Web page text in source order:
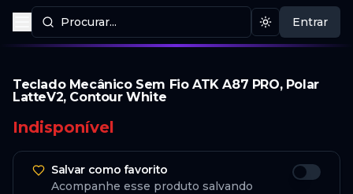
Procurar...
Procurar produtos Mudar tema
Entrar
Teclado Mecânico Sem Fio ATK A87 PRO, Polar
LatteV2, Contour White
Indisponível
Salvar como favorito
Acompanhe esse produto salvando